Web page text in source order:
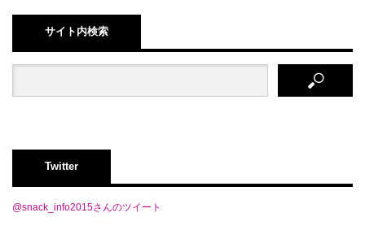
サイト内検索
Twitter
@snack_info2015さんのツイート